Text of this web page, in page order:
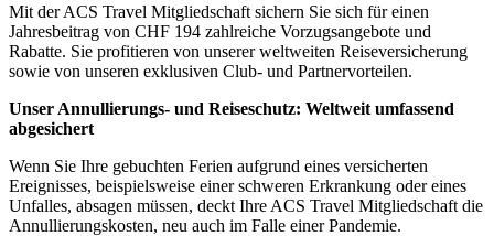
Mit der ACS Travel Mitgliedschaft sichern Sie sich für einen
Jahresbeitrag von CHF 194 zahlreiche Vorzugsangebote und
Rabatte. Sie profitieren von unserer weltweiten Reiseversicherung
sowie von unseren exklusiven Club- und Partnervorteilen.
Unser Annullierungs- und Reiseschutz: Weltweit umfassend
abgesichert
Wenn Sie Ihre gebuchten Ferien aufgrund eines versicherten
Ereignisses, beispielsweise einer schweren Erkrankung oder eines
Unfalles, absagen müssen, deckt Ihre ACS Travel Mitgliedschaft die
Annullierungskosten, neu auch im Falle einer Pandemie.